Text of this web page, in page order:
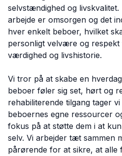
selvstændighed og
arbejde er omsorgen og det
hver enkelt beboer, hvilket
personligt velvære og respekt
værdighed og livshistorie.
Vi tror på at skabe en
beboer føler sig set, hørt og
rehabiliterende tilgang tager
beboernes egne ressourcer
fokus på at støtte dem i at
selv. Vi arbejder tæt sammen
pårørende for at sikre, at